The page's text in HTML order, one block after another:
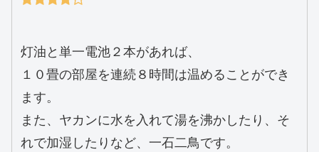
灯油と単一電池２本があれば、
１０畳の部屋を連続８時間は温めることができ
ます。
また、ヤカンに水を入れて湯を沸かしたり、そ
れで加湿したりなど、一石二鳥です。